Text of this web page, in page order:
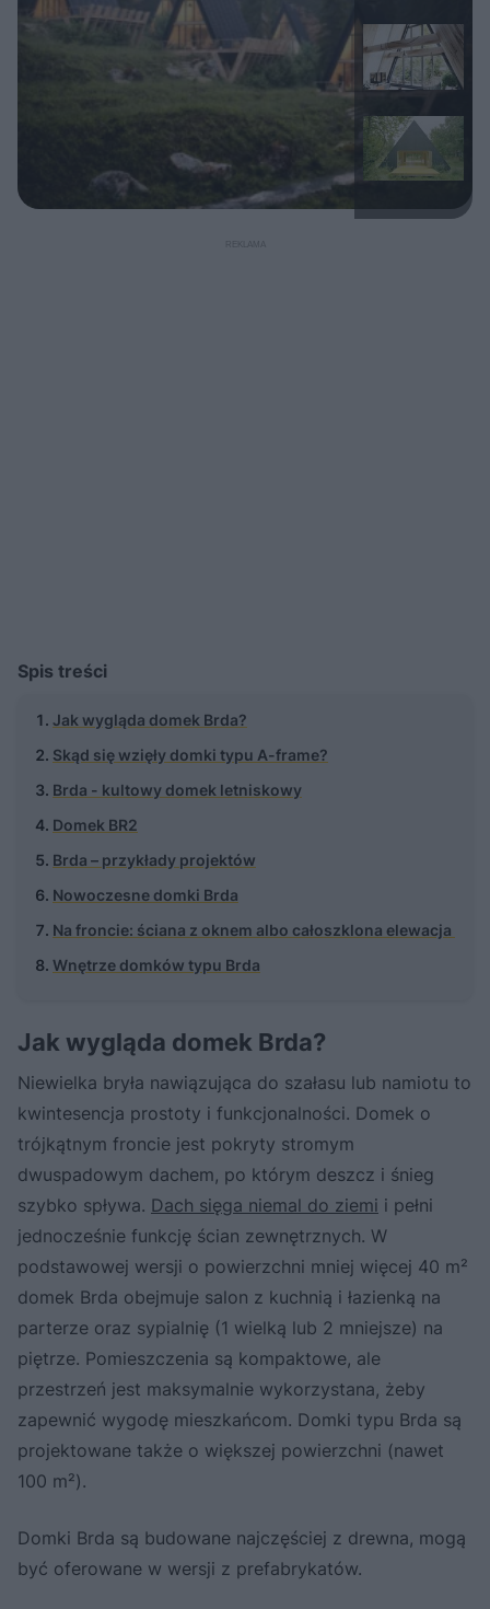
Spis treści
Jak wygląda domek Brda?
Skąd się wzięły domki typu A-frame?
Brda - kultowy domek letniskowy
Domek BR2
Brda – przykłady projektów
Nowoczesne domki Brda
Na froncie: ściana z oknem albo całoszklona elewacja
Wnętrze domków typu Brda
Jak wygląda domek Brda?
Niewielka bryła nawiązująca do szałasu lub namiotu to
kwintesencja prostoty i funkcjonalności. Domek o
trójkątnym froncie jest pokryty stromym
dwuspadowym dachem, po którym deszcz i śnieg
szybko spływa. Dach sięga niemal do ziemi i pełni
jednocześnie funkcję ścian zewnętrznych. W
podstawowej wersji o powierzchni mniej więcej 40 m²
domek Brda obejmuje salon z kuchnią i łazienką na
parterze oraz sypialnię (1 wielką lub 2 mniejsze) na
piętrze. Pomieszczenia są kompaktowe, ale
przestrzeń jest maksymalnie wykorzystana, żeby
zapewnić wygodę mieszkańcom. Domki typu Brda są
projektowane także o większej powierzchni (nawet
100 m²).
Domki Brda są budowane najczęściej z drewna, mogą
być oferowane w wersji z prefabrykatów.